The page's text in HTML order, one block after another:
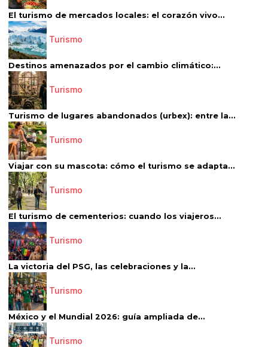
El turismo de mercados locales: el corazón vivo...
Turismo
Destinos amenazados por el cambio climático:...
Turismo
Turismo de lugares abandonados (urbex): entre la...
Turismo
Viajar con su mascota: cómo el turismo se adapta...
Turismo
El turismo de cementerios: cuando los viajeros...
Turismo
La victoria del PSG, las celebraciones y la...
Turismo
México y el Mundial 2026: guía ampliada de...
Turismo